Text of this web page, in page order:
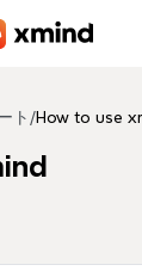
ト /How to use